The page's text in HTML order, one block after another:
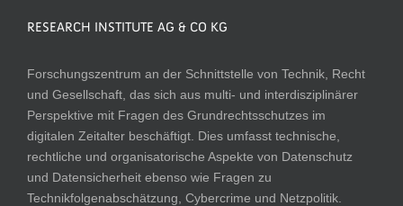
RESEARCH INSTITUTE AG & CO KG
Forschungszentrum an der Schnittstelle von Technik, Recht
und Gesellschaft, das sich aus multi- und interdisziplinärer
Perspektive mit Fragen des Grundrechtsschutzes im
digitalen Zeitalter beschäftigt. Dies umfasst technische,
rechtliche und organisatorische Aspekte von Datenschutz
und Datensicherheit ebenso wie Fragen zu
Technikfolgenabschätzung, Cybercrime und Netzpolitik.